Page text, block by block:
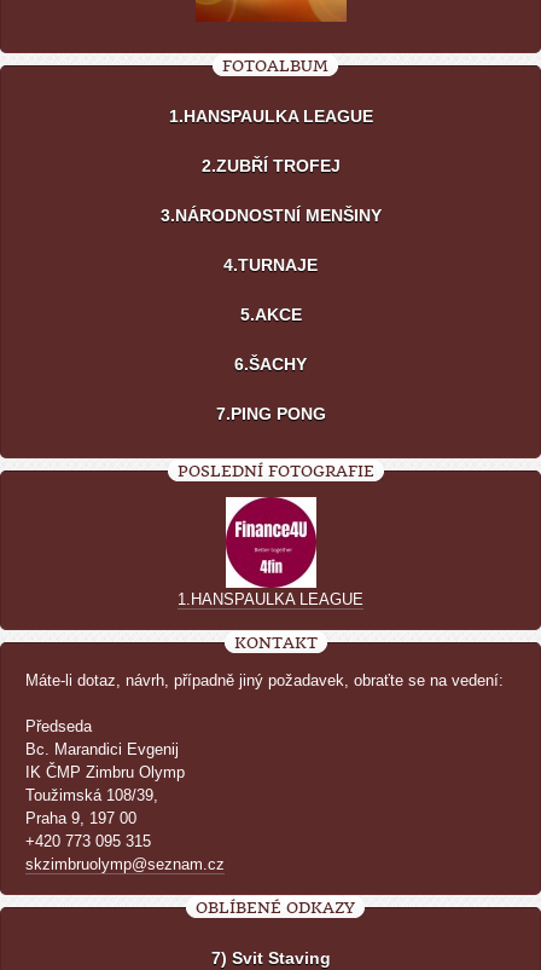
FOTOALBUM
1.HANSPAULKA LEAGUE
2.ZUBŘÍ TROFEJ
3.NÁRODNOSTNÍ MENŠINY
4.TURNAJE
5.AKCE
6.ŠACHY
7.PING PONG
POSLEDNÍ FOTOGRAFIE
1.HANSPAULKA LEAGUE
KONTAKT
Máte-li dotaz, návrh, případně jiný požadavek, obraťte se na vedení:
Předseda
Bc. Marandici Evgenij
IK ČMP Zimbru Olymp
Toužimská 108/39,
Praha 9, 197 00
+420 773 095 315
skzimbruolymp@seznam.cz
OBLÍBENÉ ODKAZY
7) Svit Staving